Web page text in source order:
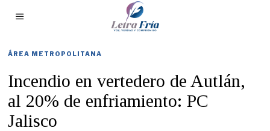
ÁREA METROPOLITANA
Incendio en vertedero de Autlán,
al 20% de enfriamiento: PC
Jalisco